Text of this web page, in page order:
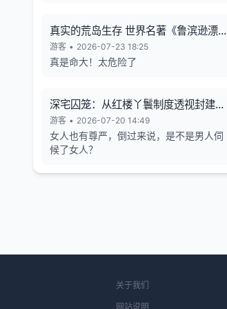
真实的荒岛生存 世界名著《鲁滨逊漂流
记》的原型
游客 • 2026-07-23 18:25
真是命大！太危险了
深宅囚笼：从红楼丫鬟制度透视封建女
性的生存异化与人格消解
游客 • 2026-07-20 14:49
女人也有尊严，倒过来说，是不是男人伺
候了女人？
关于我们
网站说明